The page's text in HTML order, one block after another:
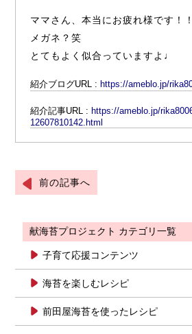
ママさん、本当にお疲れ様です！
メガネ？笑
とてもよく似合っていますよ♩
紹介ブログURL : https://ameblo.jp/
紹介記事URL : https://ameblo.jp/
12607810142.html
前の記事へ
献海苔プロジェクト カテゴリ一覧
子育て応援コンテンツ
海苔を楽しむレシピ
前田屋海苔を使ったレシピ